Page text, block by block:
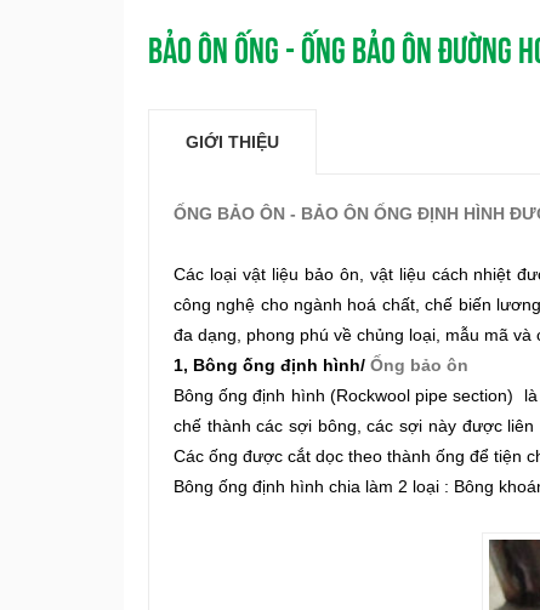
BẢO ÔN ỐNG - ỐNG BẢO ÔN ĐƯỜNG
GIỚI THIỆU
ỐNG BẢO ÔN - BẢO ÔN ỐNG ĐỊNH HÌNH
Các loại vật liệu bảo ôn, vật liệu cách nhiệt
công nghệ cho ngành hoá chất, chế biến
đa dạng, phong phú về chủng loại, mẫu mã
1, Bông ống định hình/ Ống bảo ôn
Bông ống định hình (Rockwool pipe section)
chế thành các sợi bông, các sợi này được
Các ống được cắt dọc theo thành ống để tiện
Bông ống định hình chia làm 2 loại : Bông